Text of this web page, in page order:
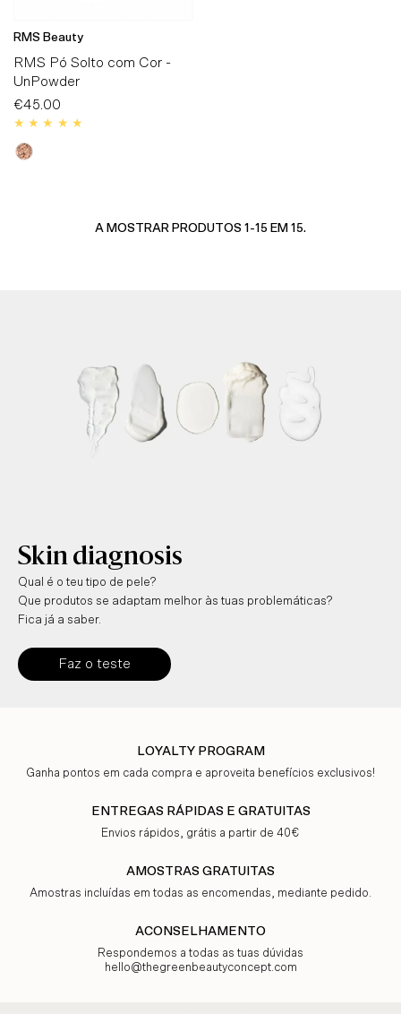
RMS Beauty
RMS Pó Solto com Cor -
UnPowder
Preço
Normal
€45.00
A MOSTRAR PRODUTOS 1-15 EM 15.
Skin diagnosis
Qual é o teu tipo de pele?
Que produtos se adaptam melhor às tuas problemáticas?
Fica já a saber.
Faz o teste
LOYALTY PROGRAM
Ganha pontos em cada compra e aproveita benefícios exclusivos!
ENTREGAS RÁPIDAS E GRATUITAS
Envios rápidos, grátis a partir de 40€
AMOSTRAS GRATUITAS
Amostras incluídas em todas as encomendas, mediante pedido.
ACONSELHAMENTO
Respondemos a todas as tuas dúvidas
hello@thegreenbeautyconcept.com